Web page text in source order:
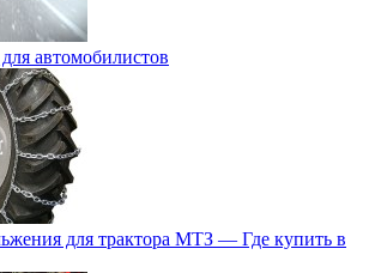
автомобилистов
для трактора МТЗ — Где купить в